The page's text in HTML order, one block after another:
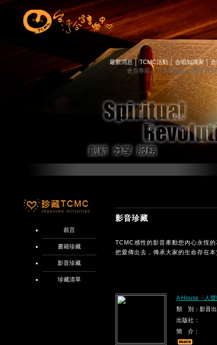
最新消息 TCMC活動│ 合唱知識家│
會員專區│ TCMC會訊│ 關於
前言
書籍珍藏
影音珍藏
珍藏清單
影音珍藏
TCMC感性的影音牽動您內心永恆
把愛傳出去，傳承大家的生命存在
A House〈人
類 別：影音
出版社：
簡 介：